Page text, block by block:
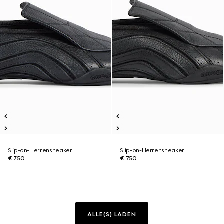
Slip-on-Herrensneaker
€ 750
Slip-on-Herrensneaker
€ 750
ALLE(S) LADEN